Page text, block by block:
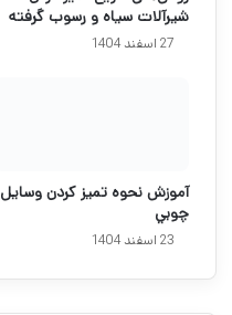
شیرآلات سیاه و رسوب گرفته
27 اسفند 1404
آموزش نحوه تميز كردن وسايل
چوبي
23 اسفند 1404